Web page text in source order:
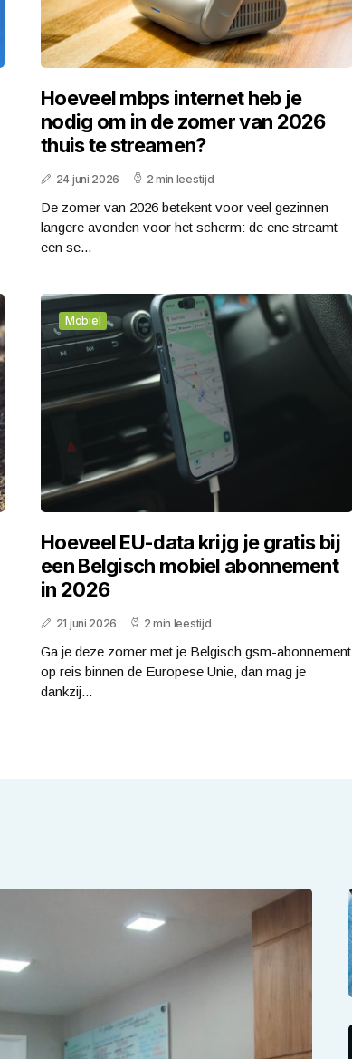
Hoeveel mbps internet heb je
nodig om in de zomer van 2026
thuis te streamen?
24 juni 2026 2 min leestijd
De zomer van 2026 betekent voor veel gezinnen
langere avonden voor het scherm: de ene streamt
een se...
Mobiel
Hoeveel EU-data krijg je gratis bij
een Belgisch mobiel abonnement
in 2026
21 juni 2026 2 min leestijd
Ga je deze zomer met je Belgisch gsm-abonnement
op reis binnen de Europese Unie, dan mag je
dankzij...